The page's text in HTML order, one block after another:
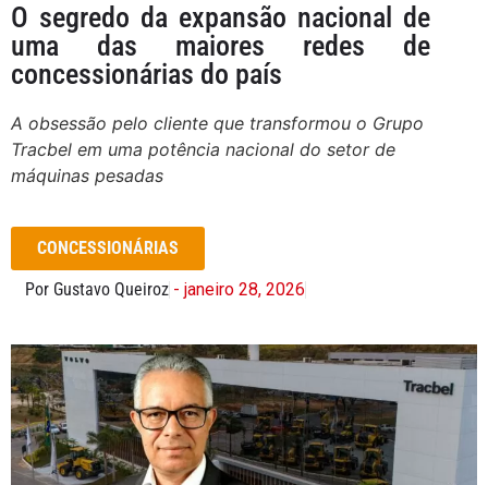
O segredo da expansão nacional de
uma das maiores redes de
concessionárias do país
A obsessão pelo cliente que transformou o Grupo
Tracbel em uma potência nacional do setor de
máquinas pesadas
CONCESSIONÁRIAS
Por Gustavo Queiroz - janeiro 28, 2026